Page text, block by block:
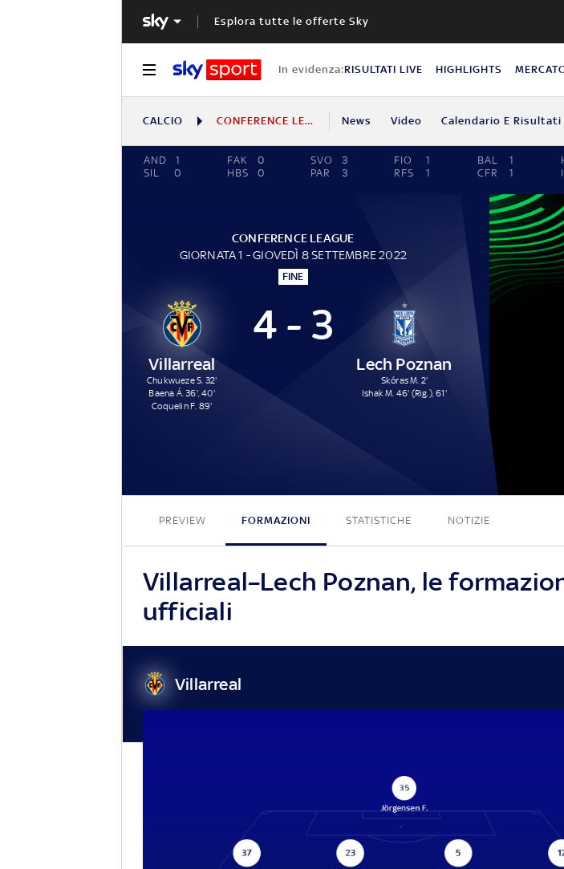
Esplora tutte le offerte Sky
In evidenza:RISULTATI LIVE HIGHLIGHTS
CALCIO CONFERENCE LEAGUE News Video Calendario E Risultati
AND
1
SIL
0
FAK
0
HBS
0
SVO
3
PAR
3
FIO
1
RFS
1
BAL
1
CFR
1
CONFERENCE LEAGUE
GIORNATA 1 - GIOVEDÌ 8 SETTEMBRE 2022
FINE
Villarreal
Chukwueze S. 32'
Baena Á. 36', 40'
Coquelin F. 89'
4 - 3
Lech Poznan
Skóras M. 2'
Ishak M. 46' (Rig.), 61'
PREVIEW FORMAZIONI STATISTICHE NOTIZIE
Villarreal–Lech Poznan, le
ufficiali
Villarreal
35
Jörgensen F.
37 23 5